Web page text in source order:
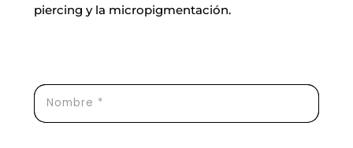
piercing y la micropigmentación.